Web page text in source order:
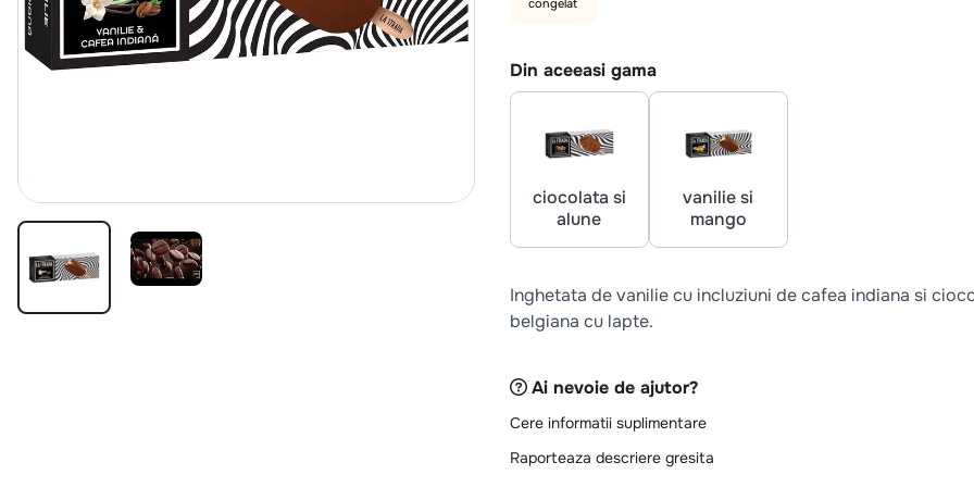
congelat
Din aceeasi gama
ciocolata si
alune
vanilie si
mango
Inghetata de vanilie cu incluziuni de cafea indiana si
belgiana cu lapte.
Ai nevoie de ajutor?
Cere informatii suplimentare
Raporteaza descriere gresita